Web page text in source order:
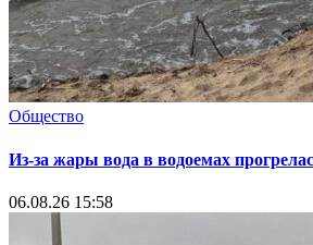
Общество
Из-за жары вода в водоемах
06.08.26 15:58